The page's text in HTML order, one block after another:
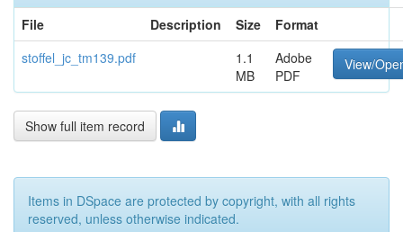
File
Description Size
Format
stoffel_jc_tm139.pdf
1.1
MB
Adobe
PDF
View/
Show full item record
Items in DSpace are protected by copyright, with all rights
reserved, unless otherwise indicated.